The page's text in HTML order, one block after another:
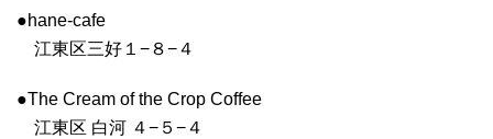
●hane-cafe
江東区三好１−８−４
●The Cream of the Crop Coffee
江東区 白河 ４−５−４